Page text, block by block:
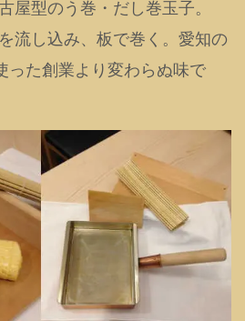
屋型のう巻・だし巻玉子。
流し込み、板で巻く。愛知の
った創業より変わらぬ味で